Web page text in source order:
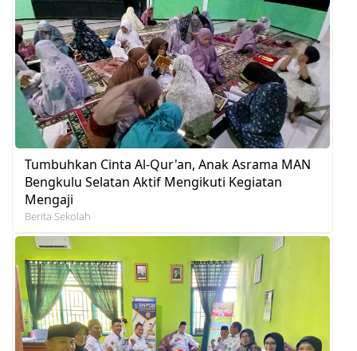
Tumbuhkan Cinta Al-Qur'an, Anak Asrama MAN
Bengkulu Selatan Aktif Mengikuti Kegiatan
Mengaji
Berita Sekolah